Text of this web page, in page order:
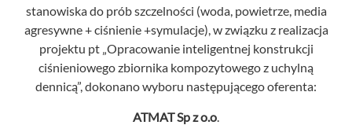
stanowiska do prób szczelności (woda, powietrze, media
agresywne + ciśnienie +symulacje), w związku z realizacja
projektu pt „Opracowanie inteligentnej konstrukcji
ciśnieniowego zbiornika kompozytowego z uchylną
dennicą”, dokonano wyboru następującego oferenta:
ATMAT Sp z o.o.